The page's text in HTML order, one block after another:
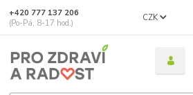
CZK
+420 777 137 206
(Po-Pá, 8-17 hod.)